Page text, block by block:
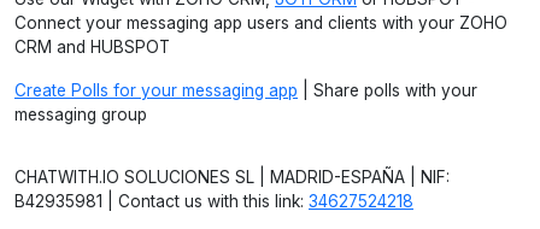
Connect your messaging app users and clients with your ZOHO
CRM and HUBSPOT
Create Polls for your messaging app | Share polls with your
messaging group
CHATWITH.IO SOLUCIONES SL | MADRID-ESPAÑA | NIF:
B42935981 | Contact us with this link: 34627524218